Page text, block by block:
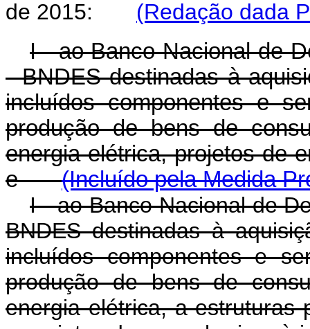
de 2015: (Redação dada
I - ao Banco Nacional de
- BNDES destinadas à
incluídos componentes e
produção de bens de
energia elétrica, projetos de
e(Incluído pela Medida
I - ao Banco Nacional de
BNDES destinadas à
incluídos componentes e
produção de bens de
energia elétrica, a estruturas